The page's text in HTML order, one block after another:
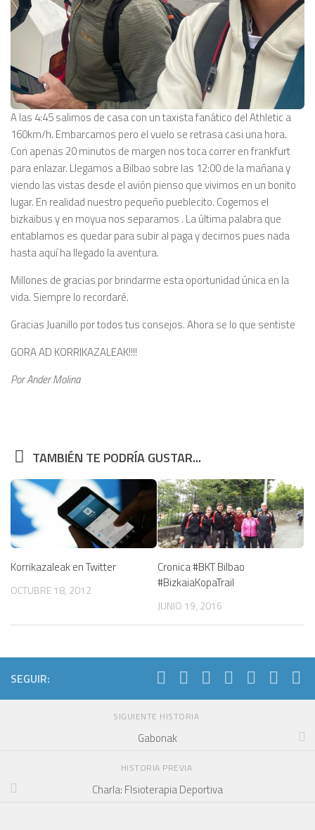
A las 4:45 salimos de casa con un taxista fanático del Athletic a
160km/h. Embarcamos pero el vuelo se retrasa casi una hora.
Con apenas 20 minutos de margen nos toca correr en frankfurt
para enlazar. Llegamos a Bilbao sobre las 12:00 de la mañana y
viendo las vistas desde el avión pienso que vivimos en un bonito
lugar. En realidad nuestro pequeño pueblecito. Cogemos el
bizkaibus y en moyua nos separamos . La última palabra que
entablamos es quedar para subir al paga y decirnos pues nada
hasta aquí ha llegado la aventura.
Millones de gracias por brindarme esta oportunidad única en la
vida. Siempre lo recordaré.
Gracias Juanillo por todos tus consejos. Ahora se lo que sentiste
GORA AD KORRIKAZALEAK!!!!
Por Ander Molina
TAMBIÉN TE PODRÍA GUSTAR...
Korrikazaleak en Twitter
OCTUBRE 18, 2012
Cronica #BKT Bilbao
#BizkaiaKopaTrail
JUNIO 19, 2016
SEGUIR:
SIGUIENTE HISTORIA
Gabonak
HISTORIA PREVIA
Charla: FIsioterapia Deportiva